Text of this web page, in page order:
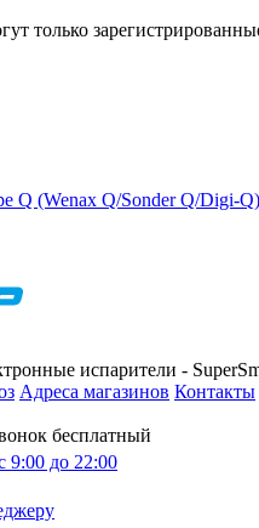
только
Q (Wenax Q/Sonder Q/Digi-Q)
испарители -
Адреса магазинов Контакты
бесплатный
9:00 до 22:00